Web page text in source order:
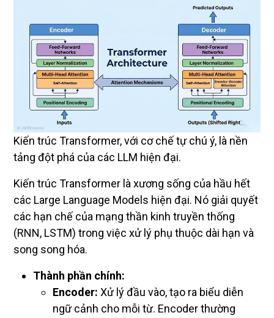
Kiến trúc Transformer, với cơ chế tự chú ý, là nền
tảng đột phá của các LLM hiện đại.
Kiến trúc Transformer là xương sống của hầu hết
các Large Language Models hiện đại. Nó giải quyết
các hạn chế của mạng thần kinh truyền thống
(RNN, LSTM) trong việc xử lý phụ thuộc dài hạn và
song song hóa.
Thành phần chính:
Encoder: Xử lý đầu vào, tạo ra biểu diễn
ngữ cảnh cho mỗi từ. Encoder thường